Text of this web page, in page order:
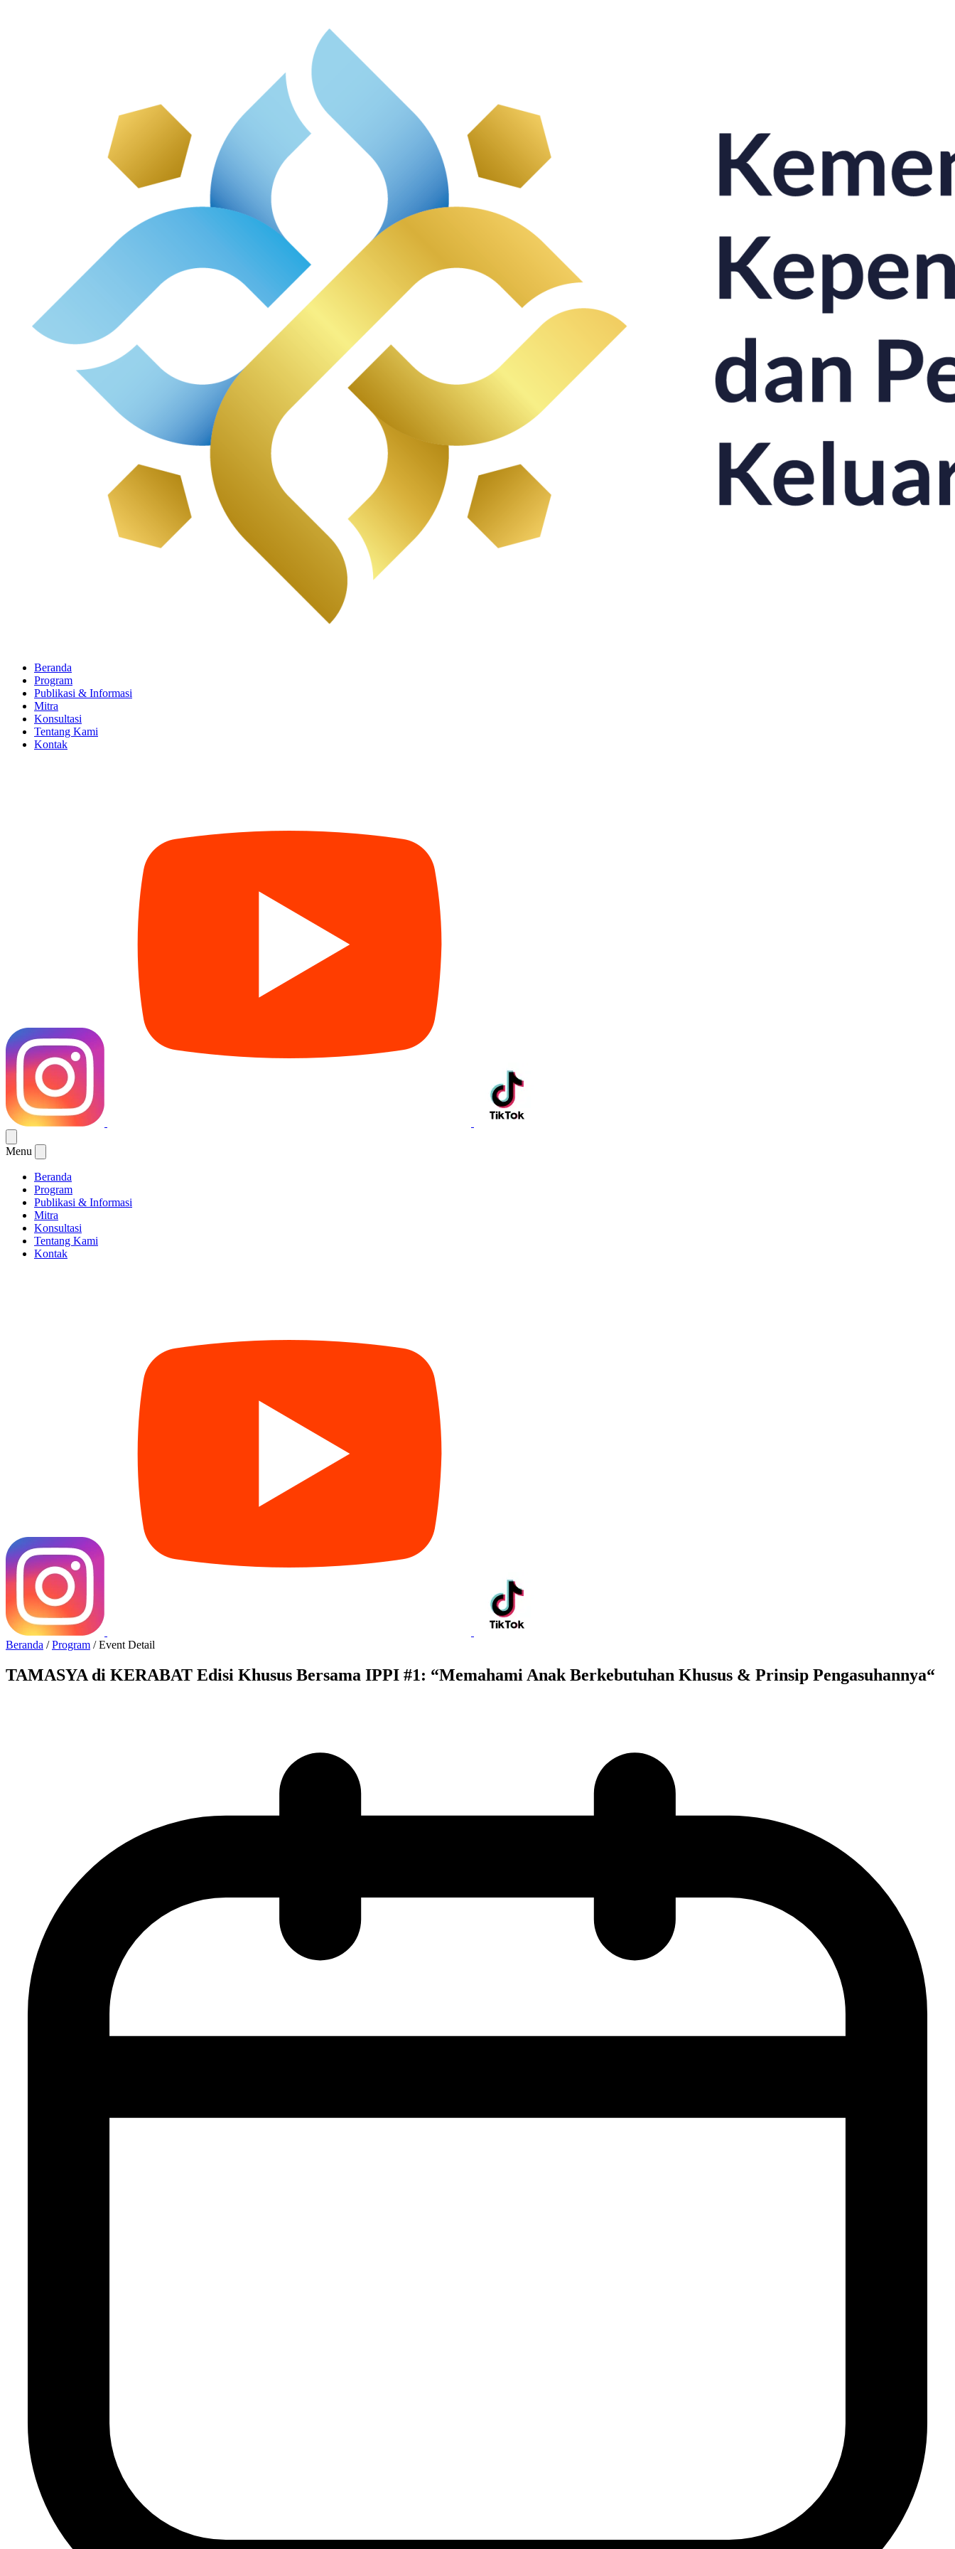
Beranda
Program
Publikasi & Informasi
Mitra
Konsultasi
Tentang Kami
Kontak
Menu
Beranda
Program
Publikasi & Informasi
Mitra
Konsultasi
Tentang Kami
Kontak
Beranda / Program / Event Detail
TAMASYA di KERABAT Edisi Khusus Bersama IPPI #1: “Memahami Anak Berkebutuhan Khusus & Prinsip Pengasuhannya“